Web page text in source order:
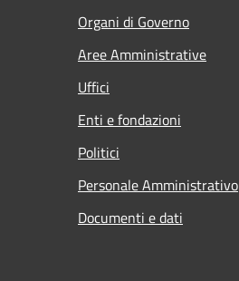
Organi di Governo
Aree Amministrative
Uffici
Enti e fondazioni
Politici
Personale Amministrativo
Documenti e dati